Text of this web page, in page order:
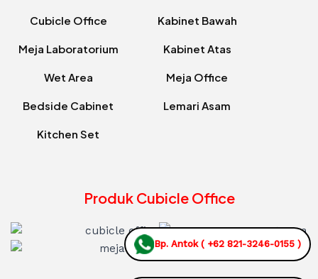
Bp. Antok ( +62 821-3246-0155 )
Cubicle Office
Meja Laboratorium
Wet Area
Bedside Cabinet
Kitchen Set
Kabinet Bawah
Kabinet Atas
Meja Office
Lemari Asam
Produk Cubicle Office